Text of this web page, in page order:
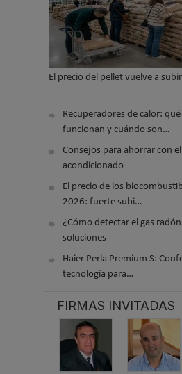
El precio del pellet vuelve a
Recuperadores de calor:
funcionan y cuándo son…
Consejos para ahorrar con
acondicionado
El precio de los
2026: fuerte subi…
¿Cómo detectar el gas
soluciones
Haier Perla Premium S:
tecnología para…
FIRMAS INVITADAS